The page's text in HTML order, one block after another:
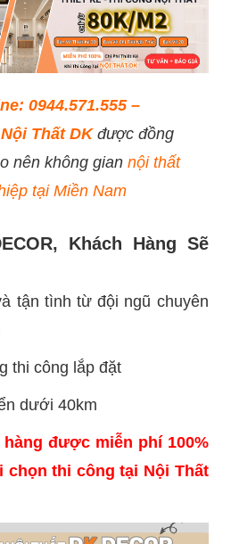
0944.571.555 –
Nội Thất DKđược đồng
nên không giannội thất
tại Miền Nam
Khách Hàng Sẽ
tận tình từ đội ngũ chuyên
thi công lắp đặt
dưới 40km
được miễn phí 100%
chọn thi công tại Nội Thất